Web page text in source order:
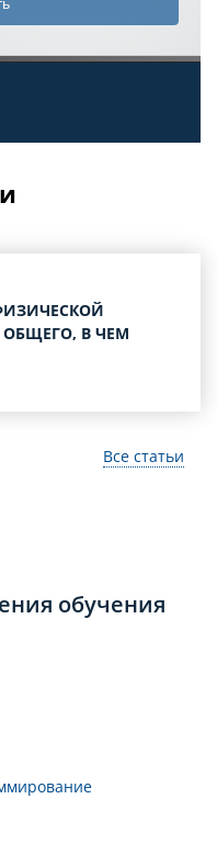
В ЧЕМ
Все статьи
обучения